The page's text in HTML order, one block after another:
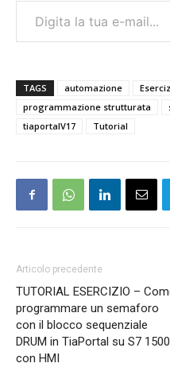
TAGS automazione
programmazione strutturata
tiaportalV17
Tutorial
Articolo precedente
TUTORIAL ESERCIZIO –
programmare un semaforo
con il blocco sequenziale
DRUM in TiaPortal su S7 1500
con HMI